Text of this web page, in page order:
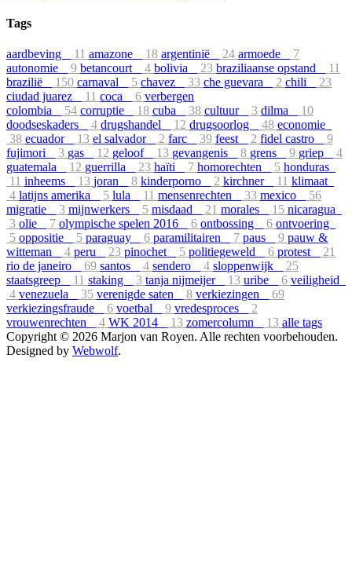
Tags
aardbeving 11 amazone 18 argentinië 24 armoede
7
autonomie
9 betancourt 4 bolivia 23 braziliaanse opstand
11
brazilië
150 carnaval 5 chavez 33 che guevara 2 chili
23
ciudad juarez
11 coca 6 verbergen
colombia
54 corruptie 18 cuba 38 cultuur 3 dilma
10
doodseskaders
4 drugshandel 12 drugsoorlog 48 economie
38 ecuador 13 el salvador 2 farc 39 feest 2 fidel castro
9
fujimori
3 gas 12 geloof 13 gevangenis 8 grens 9 griep
4
guatemala
12 guerrilla 23 haïti 7 homorechten 5 honduras
11 inheems 13 joran 8 kinderporno 2 kirchner 11 klimaat
4 latijns amerika 5 lula 11 mensenrechten 33 mexico
56
migratie
3 mijnwerkers 5 misdaad 21 morales 15 nicaragua
3 olie 7 olympische spelen 2016 6 ontbossing 6 ontvoering
5 oppositie 5 paraguay 6 paramilitairen 7 paus 9 pauw &
witteman
4 peru 23 pinochet 5 politiegeweld 6 protest
21
rio de janeiro
69 santos 4 sendero 4 sloppenwijk
25
staatsgreep
11 staking 3 tanja nijmeijer 13 uribe 6 veiligheid
4 venezuela 35 verenigde saten 8 verkiezingen
69
verkiezingsfraude
6 voetbal 9 vredesproces
2
vrouwenrechten
4 WK 2014 13 zomercolumn 13 alle tags
Copyright © 2026 Marjon van Royen. Alle rechten voorbehouden.
Designed by Webwolf.